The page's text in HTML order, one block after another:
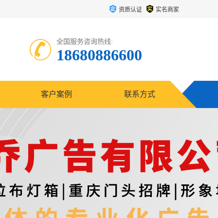
资质认证 实名商家
全国服务咨询热线:
18680886600
客户案例 联系方式